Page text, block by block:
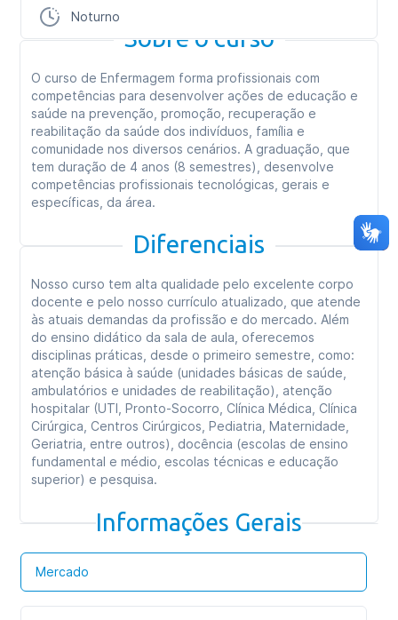
Noturno
Sobre o curso
O curso de Enfermagem forma profissionais com
competências para desenvolver ações de educação e
saúde na prevenção, promoção, recuperação e
reabilitação da saúde dos indivíduos, família e
comunidade nos diversos cenários. A graduação, que
tem duração de 4 anos (8 semestres), desenvolve
competências profissionais tecnológicas, gerais e
específicas, da área.
Diferenciais
Nosso curso tem alta qualidade pelo excelente corpo
docente e pelo nosso currículo atualizado, que atende
às atuais demandas da profissão e do mercado. Além
do ensino didático da sala de aula, oferecemos
disciplinas práticas, desde o primeiro semestre, como:
atenção básica à saúde (unidades básicas de saúde,
ambulatórios e unidades de reabilitação), atenção
hospitalar (UTI, Pronto-Socorro, Clínica Médica, Clínica
Cirúrgica, Centros Cirúrgicos, Pediatria, Maternidade,
Geriatria, entre outros), docência (escolas de ensino
fundamental e médio, escolas técnicas e educação
superior) e pesquisa.
Informações Gerais
Mercado